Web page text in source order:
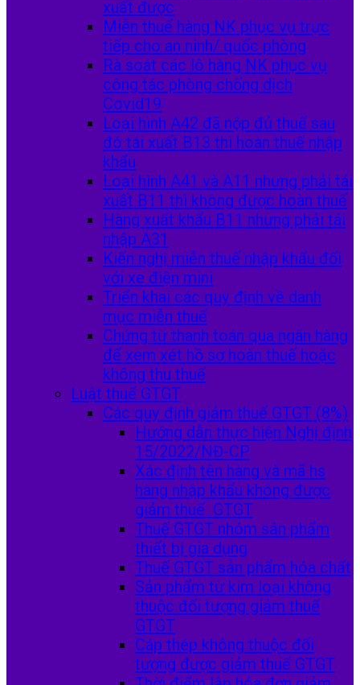
xuất được
Miễn thuế hàng NK phục vụ trực
tiếp cho an ninh/ quốc phòng
Rà soát các lô hàng NK phục vụ
công tác phòng chống dịch
Covid19
Loại hình A42 đã nộp đủ thuế sau
đó tái xuất B13 thì hoàn thuế nhập
khẩu
Loại hình A41 và A11 nhưng phải tái
xuất B11 thì không được hoàn thuế
Hàng xuất khẩu B11 nhưng phải tái
nhập A31
Kiến nghị miễn thuế nhập khẩu đối
với xe điện mini
Triển khai các quy định về danh
mục miễn thuế
Chứng từ thanh toán qua ngân hàng
để xem xét hồ sơ hoàn thuế hoặc
không thu thuế
Luật thuế GTGT
Các quy định giảm thuế GTGT (8%)
Hướng dẫn thực hiện Nghị định
15/2022/NĐ-CP
Xác định tên hàng và mã hs
hàng nhập khẩu không được
giảm thuế GTGT
Thuế GTGT nhóm sản phẩm
thiết bị gia dụng
Thuế GTGT sản phẩm hóa chất
Sản phẩm từ kim loại không
thuộc đối tượng giảm thuế
GTGT
Cáp thép không thuộc đối
tượng được giảm thuế GTGT